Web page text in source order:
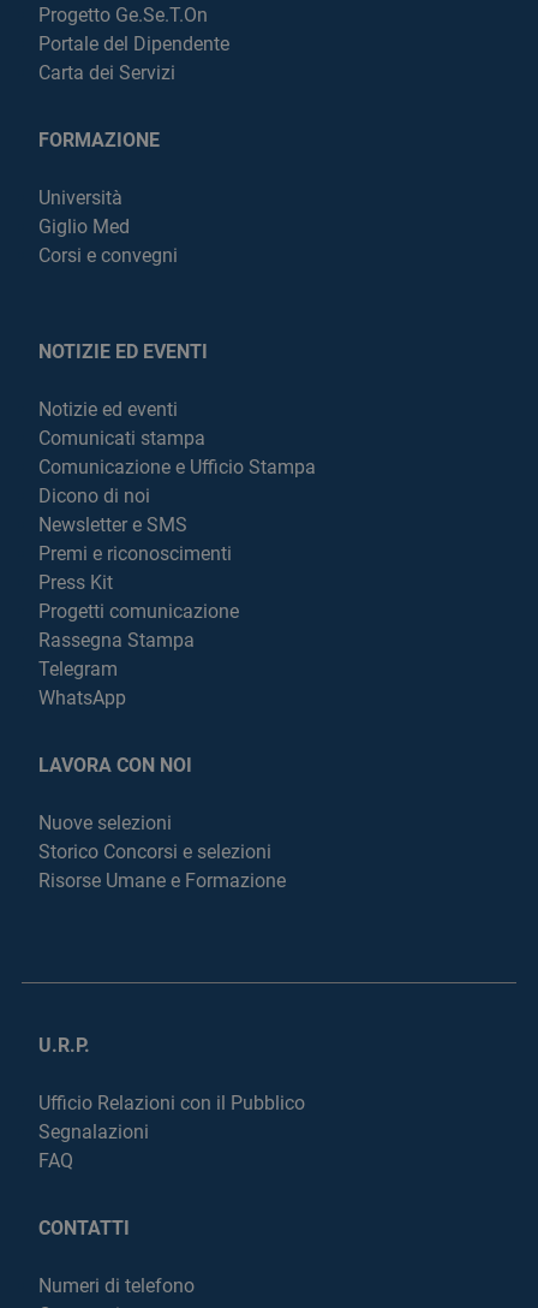
Progetto Ge.Se.T.On
Portale del Dipendente
Carta dei Servizi
FORMAZIONE
Università
Giglio Med
Corsi e convegni
NOTIZIE ED EVENTI
Notizie ed eventi
Comunicati stampa
Comunicazione e Ufficio Stampa
Dicono di noi
Newsletter e SMS
Premi e riconoscimenti
Press Kit
Progetti comunicazione
Rassegna Stampa
Telegram
WhatsApp
LAVORA CON NOI
Nuove selezioni
Storico Concorsi e selezioni
Risorse Umane e Formazione
U.R.P.
Ufficio Relazioni con il Pubblico
Segnalazioni
FAQ
CONTATTI
Numeri di telefono